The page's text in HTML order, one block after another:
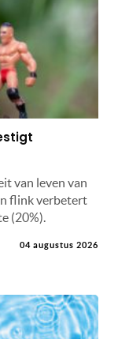
van leven van
flink verbetert
(20%).
04 augustus 2026